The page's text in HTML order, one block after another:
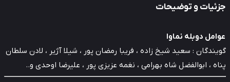
و توضیحات
دوبله نماوا
: سعید شیخ ‌زاده ، فریبا رمضان ‌پور ، شیلا آژیر ، لادن سلطان
، ابوالفضل شاه ‌بهرامی ، نغمه عزیزی ‌پور ، علیرضا اوحدی و..